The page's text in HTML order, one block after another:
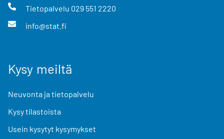
Tietopalvelu 029 551 2220
info@stat.fi
Kysy meiltä
Neuvonta ja tietopalvelu
Kysy tilastoista
Usein kysytyt kysymykset